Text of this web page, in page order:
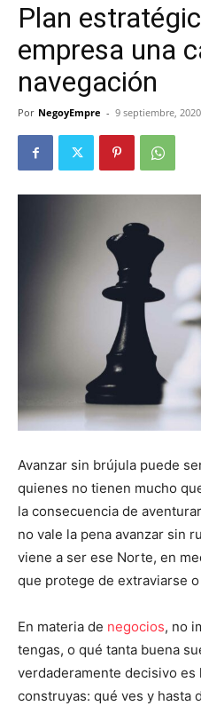
Plan
empresa una
navegación
Por NegoyEmpre - 9 septiembre, 2020
Avanzar sin brújula puede
quienes no tienen mucho
la consecuencia de
no vale la pena avanzar sin
viene a ser ese Norte, en
que protege de extraviarse
En materia de negocios, no
tengas, o qué tanta buena
verdaderamente decisivo es
construyas: qué ves y hasta